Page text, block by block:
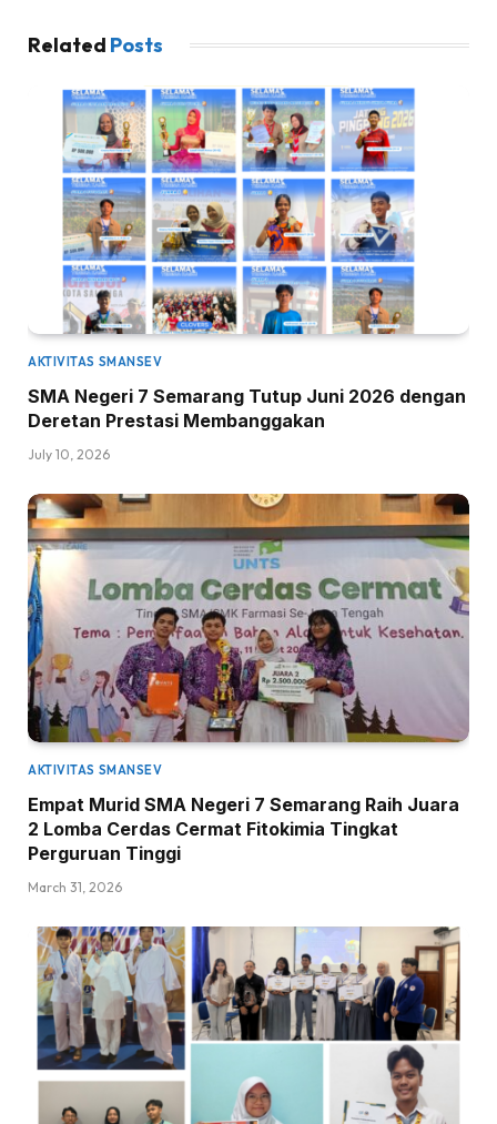
Related Posts
AKTIVITAS SMANSEV
SMA Negeri 7 Semarang Tutup Juni 2026 dengan
Deretan Prestasi Membanggakan
July 10, 2026
AKTIVITAS SMANSEV
Empat Murid SMA Negeri 7 Semarang Raih Juara
2 Lomba Cerdas Cermat Fitokimia Tingkat
Perguruan Tinggi
March 31, 2026